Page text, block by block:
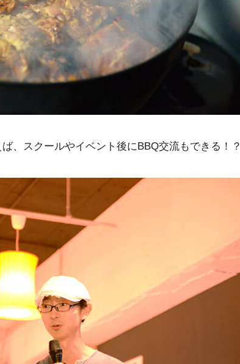
、スクールやイベント後にBBQ交流もできる！？